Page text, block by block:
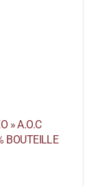
» A.O.C
BOUTEILLE